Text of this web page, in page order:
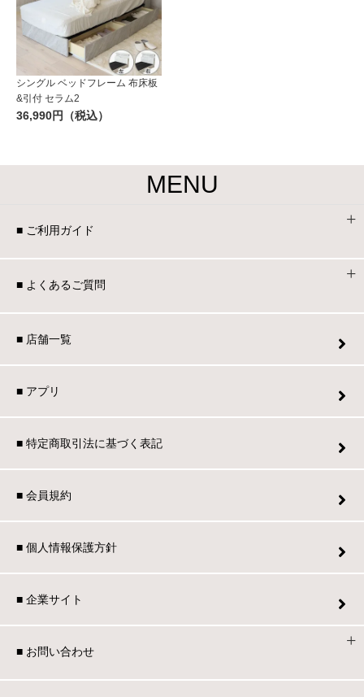
シングル ベッドフレーム 布床板
&引付 セラム2
36,990円（税込）
MENU
■ ご利用ガイド
■ よくあるご質問
■ 店舗一覧
■ アプリ
■ 特定商取引法に基づく表記
■ 会員規約
■ 個人情報保護方針
■ 企業サイト
■ お問い合わせ